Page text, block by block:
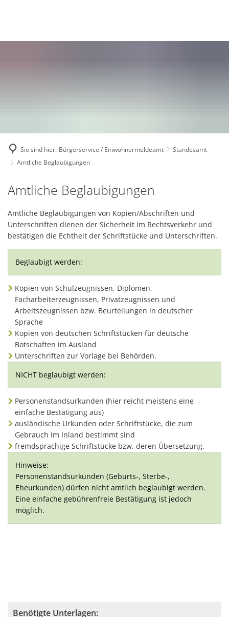
Sie sind hier: Bürgerservice / Einwohnermeldeamt
Standesamt
Amtliche Beglaubigungen
Amtliche
Beglaubigungen
Amtliche Beglaubigungen
Amtliche Beglaubigungen von Kopien/Abschriften und
Unterschriften dienen der Sicherheit im Rechtsverkehr und
bestätigen die Echtheit der Schriftstücke und Unterschriften.
Beglaubigt werden:
Kopien von Schulzeugnissen, Diplomen,
Facharbeiterzeugnissen, Privatzeugnissen und
Arbeitszeugnissen bzw. Beurteilungen in deutscher
Sprache
Kopien von deutschen Schriftstücken für deutsche
Botschaften im Ausland
Unterschriften zur Vorlage bei Behörden.
NICHT beglaubigt werden:
Personenstandsurkunden (hier reicht meistens eine
einfache Bestätigung aus)
ausländische Urkunden oder Schriftstücke, die zum
Gebrauch im Inland bestimmt sind
fremdsprachige Schriftstücke bzw. deren Übersetzung.
Hinweise:
Personenstandsurkunden (Geburts-, Sterbe-,
Eheurkunden) dürfen nicht amtlich beglaubigt werden.
Eine einfache gebührenfreie Bestätigung ist jedoch
möglich.
Benötigte Unterlagen: